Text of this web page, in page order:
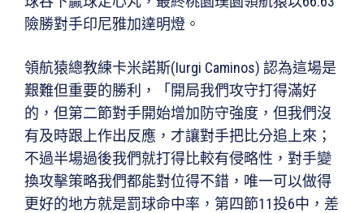
險勝對手印尼雅加達明燈。
領航猿總教練卡米諾斯(Iurgi Caminos) 認為這場是
艱難但重要的勝利，「開局我們攻守打得滿好
的，但第二節對手開始增加防守強度，但我們沒
有及時跟上作出反應，才讓對手把比分追上來；
不過半場過後我們就打得比較有侵略性，對手變
換攻擊策略我們都能對位得不錯，唯一可以做得
更好的地方就是罰球命中率，第四節11投6中，差